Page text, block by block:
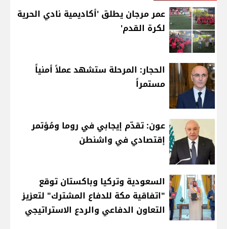
عمر مرجان يطلق 'أكاديمية نادي الحرية
لكرة القدم'
الحجار: المرحلة ستشهد عملاً أمنياً
مستمراً
عون: تقدّم إيجابي في روما ومُؤتمر
إقتصادي في واشنطن
السعودية وتركيا وباكستان توقع
"اتفاقية مكة للدفاع المشترك" لتعزيز
التعاون الدفاعي والردع الاستراتيجي